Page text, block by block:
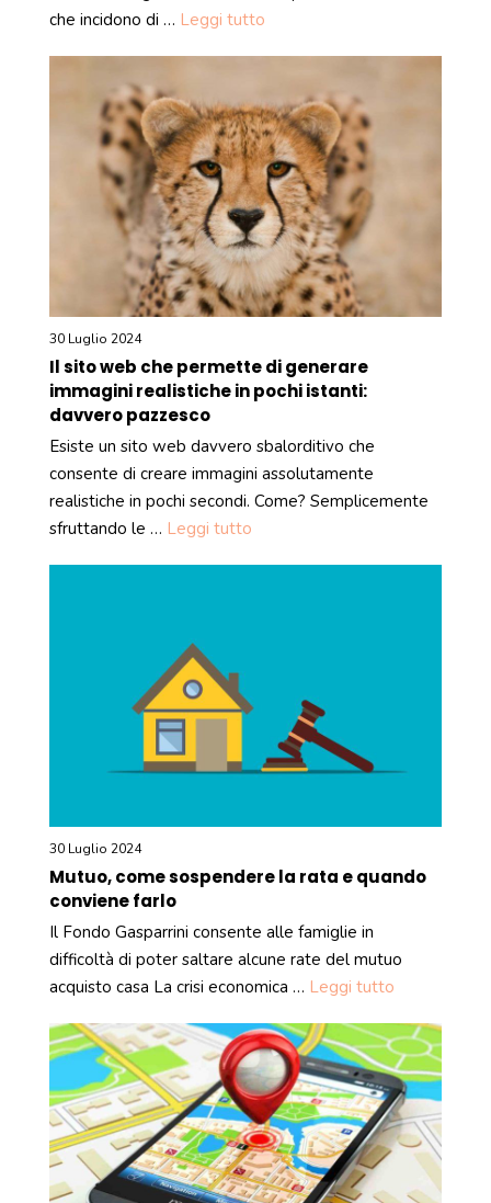
che incidono di … Leggi tutto
30 Luglio 2024
Il sito web che permette di generare
immagini realistiche in pochi istanti:
davvero pazzesco
Esiste un sito web davvero sbalorditivo che
consente di creare immagini assolutamente
realistiche in pochi secondi. Come? Semplicemente
sfruttando le … Leggi tutto
30 Luglio 2024
Mutuo, come sospendere la rata e quando
conviene farlo
Il Fondo Gasparrini consente alle famiglie in
difficoltà di poter saltare alcune rate del mutuo
acquisto casa La crisi economica … Leggi tutto